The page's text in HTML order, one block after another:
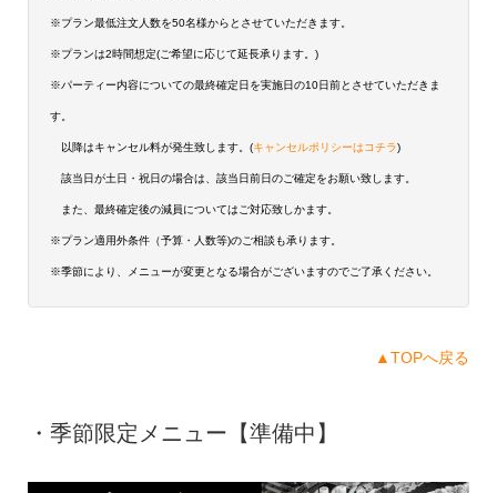
※プラン最低注文人数を50名様からとさせていただきます。
※プランは2時間想定(ご希望に応じて延長承ります。)
※パーティー内容についての最終確定日を実施日の10日前とさせていただきま
す。
以降はキャンセル料が発生致します。(キャンセルポリシーはコチラ)
該当日が土日・祝日の場合は、該当日前日のご確定をお願い致します。
また、最終確定後の減員についてはご対応致しかます。
※プラン適用外条件（予算・人数等)のご相談も承ります。
※季節により、メニューが変更となる場合がございますのでご了承ください。
▲TOPへ戻る
・季節限定メニュー【準備中】